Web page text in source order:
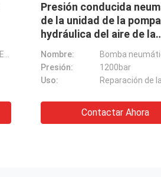
Dispositivo de la prueba de la válvula del combustible
pernos aplicables M10-
de esfuerzo de torsión
12000Nm de la máquina
neumática de la llave
Neumático
12000Nm
M10-M56
Contactar Ahora